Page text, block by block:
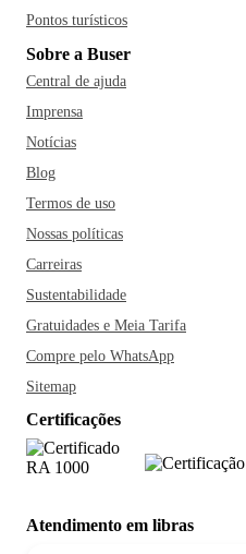
Pontos turísticos
Sobre a Buser
Central de ajuda
Imprensa
Notícias
Blog
Termos de uso
Nossas políticas
Carreiras
Sustentabilidade
Gratuidades e Meia Tarifa
Compre pelo WhatsApp
Sitemap
Certificações
Atendimento em libras